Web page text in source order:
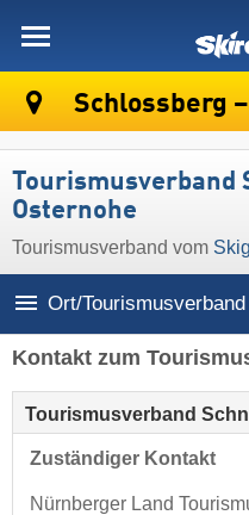
Schlossberg
Tourismusverband
Osternohe
Tourismusverband vom
Ort/Tourismusverband
Kontakt zum
Tourismusverband
Zuständiger Kontakt
Nürnberger Land